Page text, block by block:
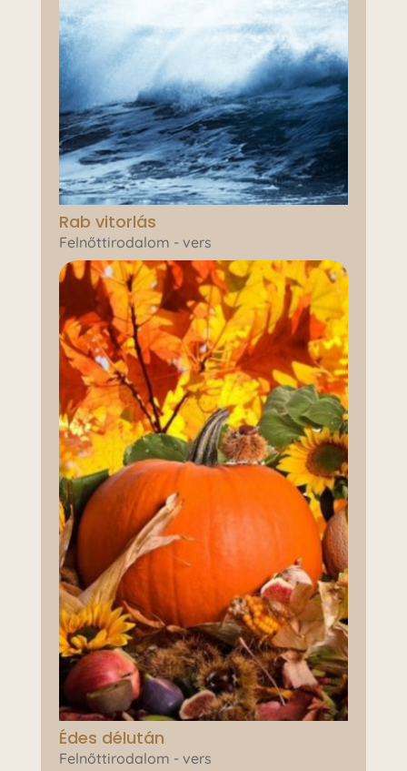
Rab vitorlás
Felnőttirodalom - vers
Édes délután
Felnőttirodalom - vers